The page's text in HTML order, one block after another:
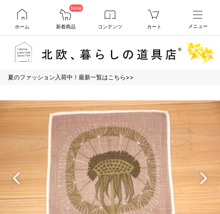
ホーム
New
新着商品 コンテンツ カート メニュー
夏のファッション入荷中！最新一覧はこちら>>